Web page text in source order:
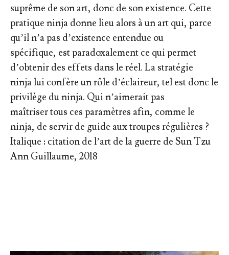
suprême de son art, donc de son existence. Cette
pratique ninja donne lieu alors à un art qui, parce
qu’il n’a pas d’existence entendue ou
spécifique, est paradoxalement ce qui permet
d’obtenir des effets dans le réel. La stratégie
ninja lui confère un rôle d’éclaireur, tel est donc le
privilège du ninja. Qui n’aimerait pas
maîtriser tous ces paramètres afin, comme le
ninja, de servir de guide aux troupes régulières ?
Italique : citation de l’art de la guerre de Sun Tzu
Ann Guillaume, 2018